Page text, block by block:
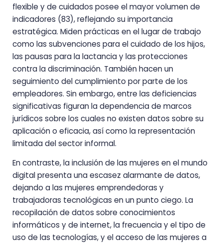
flexible y de cuidados posee el mayor volumen de
indicadores (83), reflejando su importancia
estratégica. Miden prácticas en el lugar de trabajo
como las subvenciones para el cuidado de los hijos,
las pausas para la lactancia y las protecciones
contra la discriminación. También hacen un
seguimiento del cumplimiento por parte de los
empleadores. Sin embargo, entre las deficiencias
significativas figuran la dependencia de marcos
jurídicos sobre los cuales no existen datos sobre su
aplicación o eficacia, así como la representación
limitada del sector informal.
En contraste, la inclusión de las mujeres en el mundo
digital presenta una escasez alarmante de datos,
dejando a las mujeres emprendedoras y
trabajadoras tecnológicas en un punto ciego. La
recopilación de datos sobre conocimientos
informáticos y de internet, la frecuencia y el tipo de
uso de las tecnologías, y el acceso de las mujeres a